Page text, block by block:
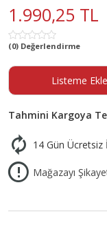
1.990,25 TL
(0) Değerlendirme
Listeme Ekle
Tahmini Kargoya
14 Gün Ücretsiz
Mağazayı